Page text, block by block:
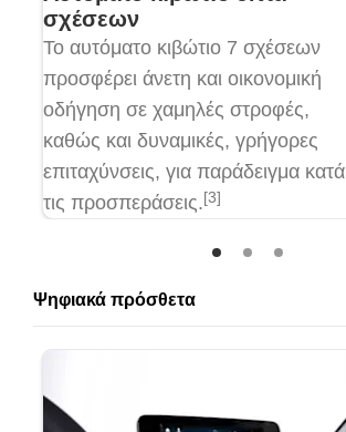
σχέσεων
Το αυτόματο κιβώτιο 7 σχέσεων
προσφέρει άνετη και οικονομική
οδήγηση σε χαμηλές στροφές,
καθώς και δυναμικές, γρήγορες
επιταχύνσεις, για παράδειγμα κατά
τις προσπεράσεις.[3]
Ψηφιακά πρόσθετα